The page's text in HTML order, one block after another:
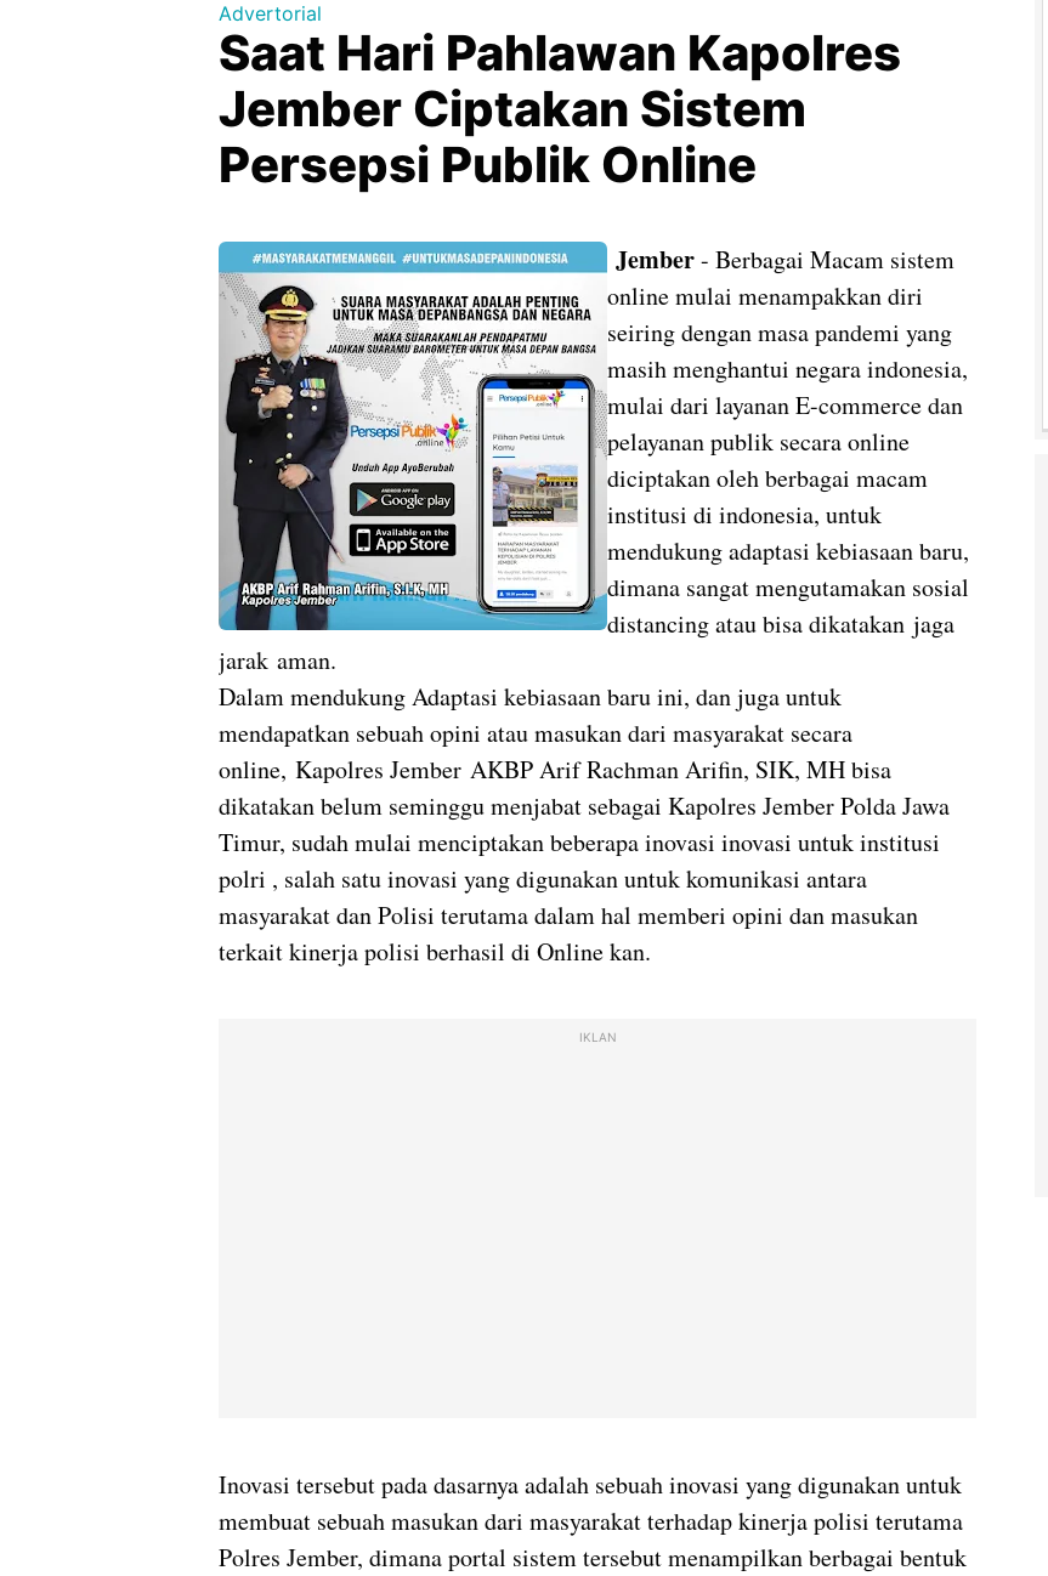
Advertorial
Saat Hari Pahlawan Kapolres
Jember Ciptakan Sistem
Persepsi Publik Online
Jember- Berbagai Macam sistem
online mulai menampakkan diri
seiring dengan masa pandemi yang
masih menghantui negara indonesia,
mulai dari layanan E-commerce dan
pelayanan publik secara online
diciptakan oleh berbagai macam
institusi di indonesia, untuk
mendukung adaptasi kebiasaan baru,
dimana sangat mengutamakan sosial
distancing atau bisa dikatakan jaga
jarak aman.
Dalam mendukung Adaptasi kebiasaan baru ini, dan juga untuk
mendapatkan sebuah opini atau masukan dari masyarakat secara
online, Kapolres Jember AKBP Arif Rachman Arifin, SIK, MH bisa
dikatakan belum seminggu menjabat sebagai Kapolres Jember Polda Jawa
Timur, sudah mulai menciptakan beberapa inovasi inovasi untuk institusi
polri , salah satu inovasi yang digunakan untuk komunikasi antara
masyarakat dan Polisi terutama dalam hal memberi opini dan masukan
terkait kinerja polisi berhasil di Online kan.
IKLAN
Inovasi tersebut pada dasarnya adalah sebuah inovasi yang digunakan untuk
membuat sebuah masukan dari masyarakat terhadap kinerja polisi terutama
Polres Jember, dimana portal sistem tersebut menampilkan berbagai bentuk